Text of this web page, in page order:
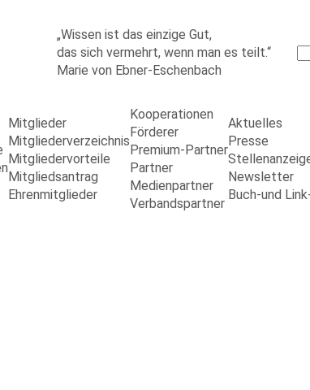
„Wissen ist das einzige Gut,
das sich vermehrt, wenn man es teilt.“
Marie von Ebner-Eschenbach
Mitglieder
Mitgliederverzeichnis
Mitgliedervorteile
Mitgliedsantrag
Ehrenmitglieder
Kooperationen
Förderer
Premium-Partner
Partner
Medienpartner
Verbandspartner
Aktuelles
Presse
Newsletter
Buch-und